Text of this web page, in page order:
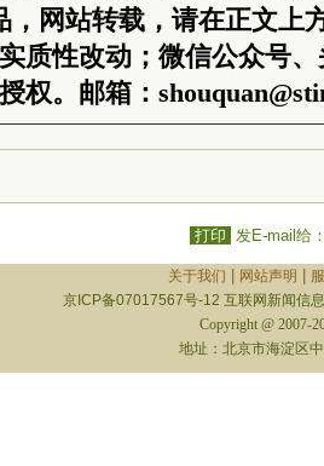
，网站转载，请在正文上
质性改动；微信公众号
权。邮箱：
打印 发E-mail给
关于我们 网站声明
京ICP备07017567号-12 互联网新闻信
Copyright @ 2007-
地址：北京市海淀区